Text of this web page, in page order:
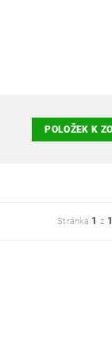
POLOŽEK K
Stránka 1 z 1